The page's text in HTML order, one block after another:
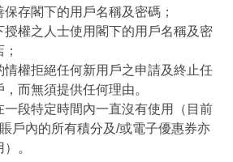
存閣下的用戶名稱及密碼；
授權之人士使用閣下的用戶名稱及密
情權拒絕任何新用戶之申請及終止任
而無須提供任何理由。
一段特定時間內一直沒有使用（目前
戶內的所有積分及/或電子優惠券亦
。